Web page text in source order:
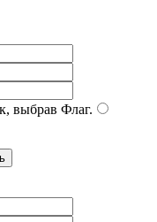
выбрав Флаг.